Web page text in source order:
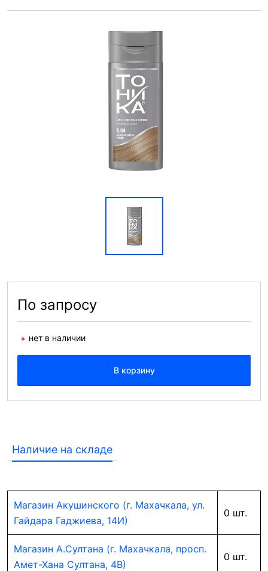
По запросу
нет в наличии
В корзину
Наличие на складе
Магазин Акушинского (г. Махачкала, ул.
Гайдара Гаджиева, 14И)
0 шт.
Магазин А.Султана (г. Махачкала, просп.
Амет-Хана Султана, 4В)
0 шт.